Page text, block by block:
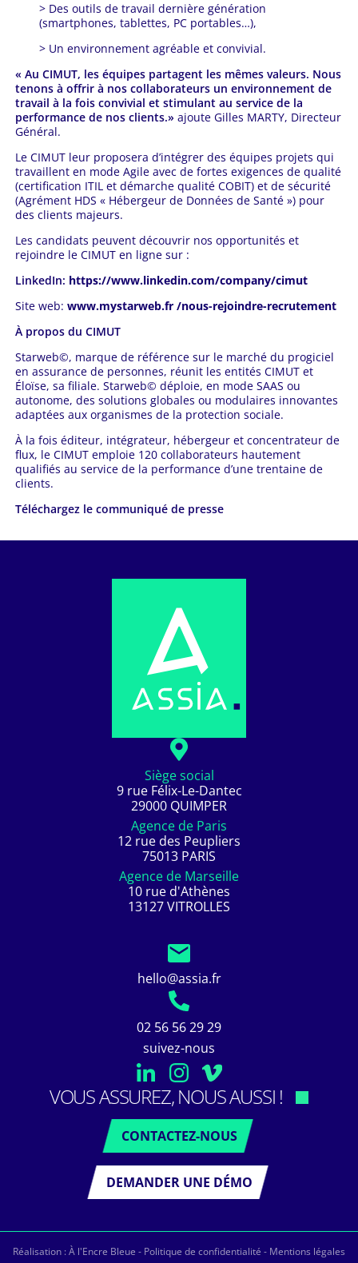
> Des outils de travail dernière génération
(smartphones, tablettes, PC portables…),
> Un environnement agréable et convivial.
« Au CIMUT, les équipes partagent les mêmes valeurs. Nous
tenons à offrir à nos collaborateurs un environnement de
travail à la fois convivial et stimulant au service de la
performance de nos clients.» ajoute Gilles MARTY, Directeur
Général.
Le CIMUT leur proposera d’intégrer des équipes projets qui
travaillent en mode Agile avec de fortes exigences de qualité
(certification ITIL et démarche qualité COBIT) et de sécurité
(Agrément HDS « Hébergeur de Données de Santé ») pour
des clients majeurs.
Les candidats peuvent découvrir nos opportunités et
rejoindre le CIMUT en ligne sur :
LinkedIn: https://www.linkedin.com/company/cimut
Site web: www.mystarweb.fr /nous-rejoindre-recrutement
À propos du CIMUT
Starweb©, marque de référence sur le marché du progiciel
en assurance de personnes, réunit les entités CIMUT et
Éloïse, sa filiale. Starweb© déploie, en mode SAAS ou
autonome, des solutions globales ou modulaires innovantes
adaptées aux organismes de la protection sociale.
À la fois éditeur, intégrateur, hébergeur et concentrateur de
flux, le CIMUT emploie 120 collaborateurs hautement
qualifiés au service de la performance d’une trentaine de
clients.
Téléchargez le communiqué de presse
Siège social
9 rue Félix-Le-Dantec
29000 QUIMPER
Agence de Paris
12 rue des Peupliers
75013 PARIS
Agence de Marseille
10 rue d'Athènes
13127 VITROLLES
hello@assia.fr
02 56 56 29 29
suivez-nous
VOUS ASSUREZ, NOUS AUSSI !
CONTACTEZ-NOUS
DEMANDER UNE DÉMO
Réalisation :À l'Encre Bleue - Politique de confidentialité - Mentions légales